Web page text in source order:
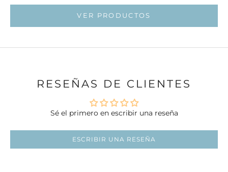
Ir al
VER PRODUCTOS
RESEÑAS DE CLIENTES
Sé el primero en escribir una reseña
ESCRIBIR UNA RESEÑA